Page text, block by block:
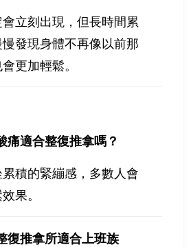
立刻出現，但長時間累
發現身體不再像以前那
更加輕鬆。
痛適合整復推拿嗎？
積的緊繃感，多數人會
果。
復推拿所適合上班族